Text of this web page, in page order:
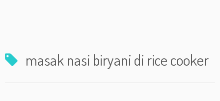
masak nasi biryani di rice cooker